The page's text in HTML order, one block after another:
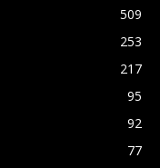
509
253
217
95
92
77